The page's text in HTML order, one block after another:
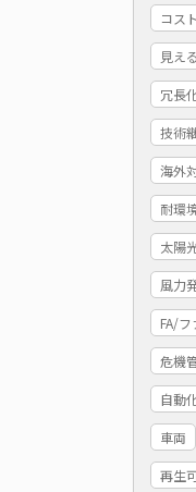
コス
見え
冗長
技術
海外
耐環
太陽
風力
FA/
危機
自動
車両
再生